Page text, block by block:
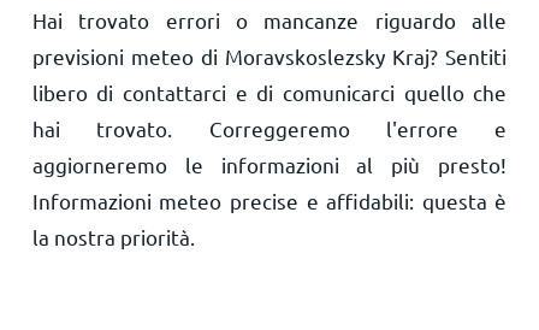
Hai trovato errori o mancanze riguardo alle
previsioni meteo di Moravskoslezsky Kraj? Sentiti
libero di contattarci e di comunicarci quello che
hai trovato. Correggeremo l'errore e
aggiorneremo le informazioni al più presto!
Informazioni meteo precise e affidabili: questa è
la nostra priorità.